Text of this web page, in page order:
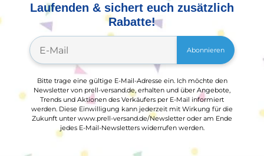
Laufenden & sichert euch zusätzlich
Rabatte!
Abonnieren
Bitte trage eine gültige E-Mail-Adresse ein. Ich möchte den
Newsletter von prell-versand.de, erhalten und über Angebote,
Trends und Aktionen des Verkäufers per E-Mail informiert
werden. Diese Einwilligung kann jederzeit mit Wirkung für die
Zukunft unter www.prell-versand.de/Newsletter oder am Ende
jedes E-Mail-Newsletters widerrufen werden.